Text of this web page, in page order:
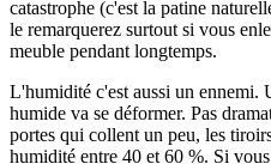
catastrophe (c'est la patine
le remarquerez surtout si vous
meuble pendant longtemps.
L'humidité c'est aussi un ennemi.
humide va se déformer. Pas
portes qui collent un peu, les
humidité entre 40 et 60 %. Si